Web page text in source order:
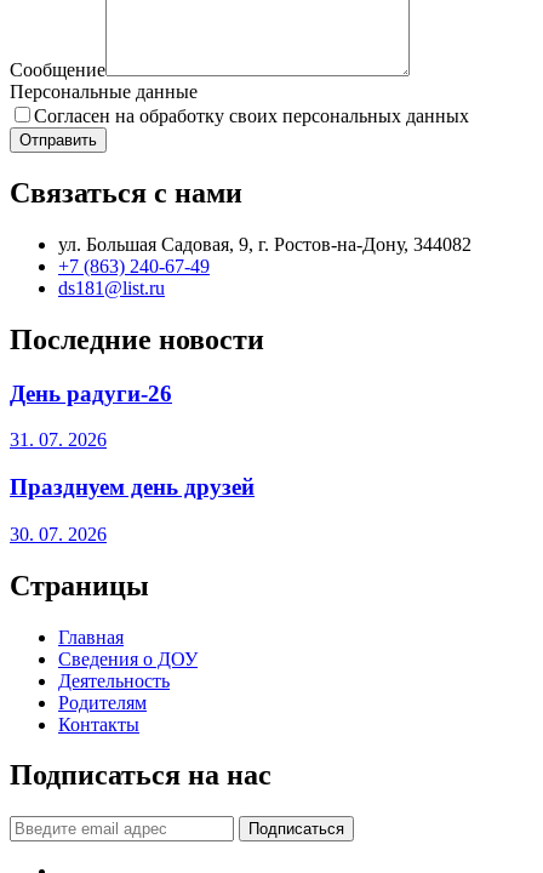
Сообщение
Персональные данные
Согласен на обработку своих персональных данных
Отправить
Связаться с нами
ул. Большая Садовая, 9, г. Ростов-на-Дону, 344082
+7 (863) 240-67-49
ds181@list.ru
Последние новости
День радуги-26
31. 07. 2026
Празднуем день друзей
30. 07. 2026
Страницы
Главная
Сведения о ДОУ
Деятельность
Родителям
Контакты
Подписаться на нас